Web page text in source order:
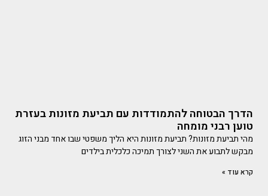
הדרך הבטוחה להתמודדות עם תביעת מזונות בעזרת
טוען רבני מומחה
מהי תביעת מזונות? תביעת מזונות היא הליך משפטי שבו אחד מבני הזוג
מבקש לתבוע את השני לצורך תמיכה כלכלית בילדים
קרא עוד »